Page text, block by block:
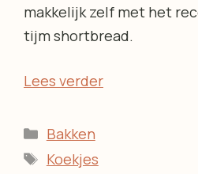
makkelijk zelf met het
tijm shortbread.
Lees verder
Categorieën
Bakken
Tags
Koekjes